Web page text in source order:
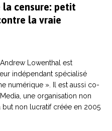
la censure: petit
la vraie
Andrew Lowenthal est
indépendant spécialisé
numérique ». Il est aussi co-
une organisation non
but non lucratif créée en 2005